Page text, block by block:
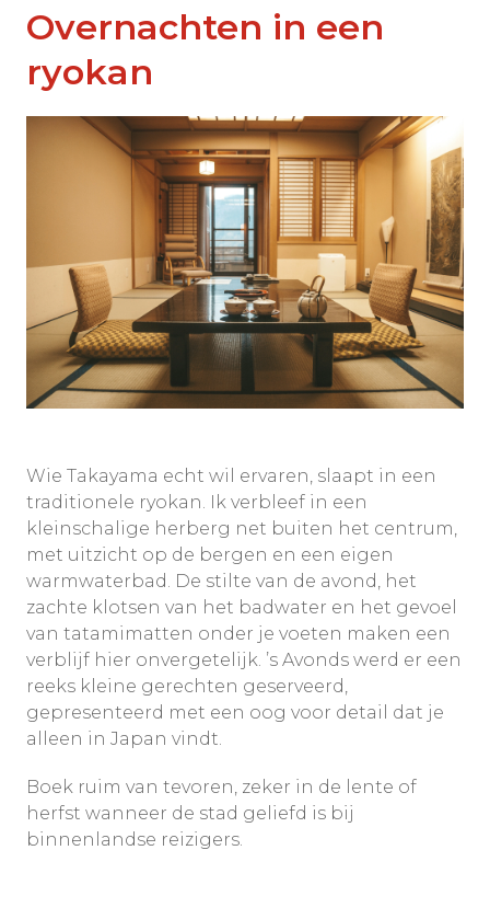
Overnachten in een
ryokan
Wie Takayama echt wil ervaren, slaapt in een
traditionele ryokan. Ik verbleef in een
kleinschalige herberg net buiten het centrum,
met uitzicht op de bergen en een eigen
warmwaterbad. De stilte van de avond, het
zachte klotsen van het badwater en het gevoel
van tatamimatten onder je voeten maken een
verblijf hier onvergetelijk. ’s Avonds werd er een
reeks kleine gerechten geserveerd,
gepresenteerd met een oog voor detail dat je
alleen in Japan vindt.
Boek ruim van tevoren, zeker in de lente of
herfst wanneer de stad geliefd is bij
binnenlandse reizigers.